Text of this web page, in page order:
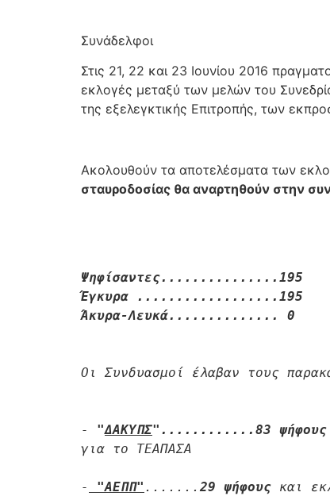
Συνάδελφοι
Στις 21, 22 και 23 Ιουνίου 2016
εκλογές μεταξύ των μελών του
της εξελεγκτικής Επιτροπής, των
Ακολουθούν τα αποτελέσματα των
σταυροδοσίας θα αναρτηθούν στην
Ψηφίσαντες...............195
Έγκυρα ..................195
Άκυρα-Λευκά.............. 0
Οι Συνδυασμοί έλαβαν τους
- "ΔΑΚΥΠΣ"............83 ψήφους
για το ΤΕΑΠΑΣΑ
- "ΑΕΠΠ" .......29 ψήφους και